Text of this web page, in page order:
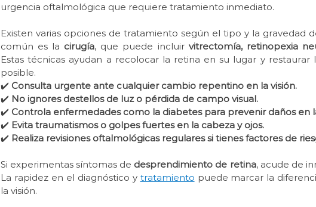
urgencia oftalmológica que requiere tratamiento inmediato.
Existen varias opciones de tratamiento según el tipo y la gravedad
común es la cirugía, que puede incluir vitrectomía, retinopexia
Estas técnicas ayudan a recolocar la retina en su lugar y
posible.
✔️ Consulta urgente ante cualquier cambio repentino en la visión.
✔️ No ignores destellos de luz o pérdida de campo visual.
✔️ Controla enfermedades como la diabetes para prevenir daños en
✔️ Evita traumatismos o golpes fuertes en la cabeza y ojos.
✔️ Realiza revisiones oftalmológicas regulares si tienes factores de
Si experimentas síntomas de desprendimiento de retina, acude de
La rapidez en el diagnóstico y tratamiento puede marcar la
la visión.